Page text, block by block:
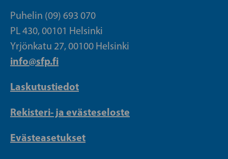
Puhelin (09) 693 070
PL 430, 00101 Helsinki
Yrjönkatu 27, 00100 Helsinki
info@sfp.fi
Laskutustiedot
Rekisteri- ja evästeseloste
Evästeasetukset